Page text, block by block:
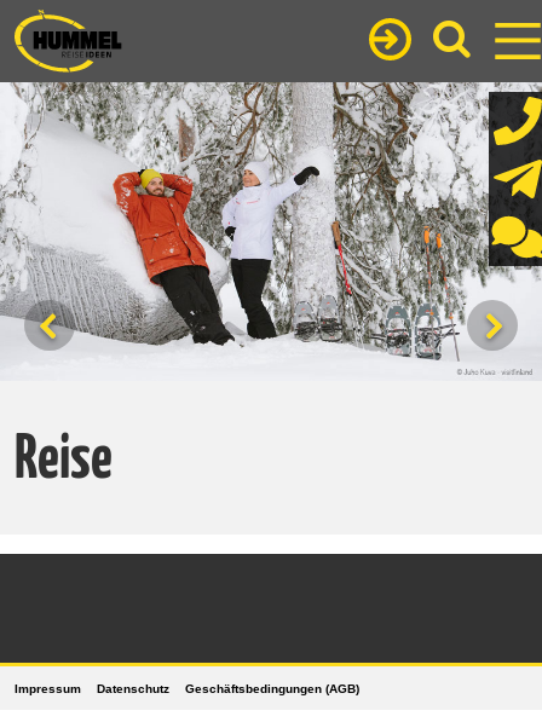
Reise
Impressum Datenschutz Geschäftsbedingungen (AGB)